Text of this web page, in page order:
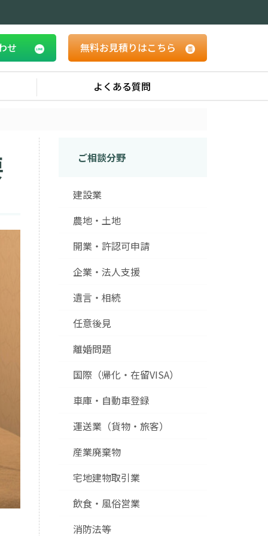
せ 無料お見積りはこちら
よくある質問
ご相談分野
建設業
農地・土地
開業・許認可申請
企業・法人支援
遺言・相続
任意後見
離婚問題
国際（帰化・在留VISA）
車庫・自動車登録
運送業（貨物・旅客）
産業廃棄物
宅地建物取引業
飲食・風俗営業
消防法等